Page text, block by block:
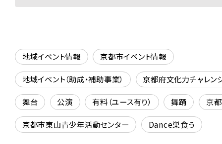
地域イベント情報 京都市イベント情報
地域イベント（助成・補助事業） 京都府文化力チャレン
舞台 公演 有料（ユース有り） 舞踊 京
京都市東山青少年活動センター Dance巣食う